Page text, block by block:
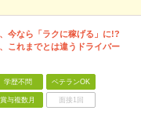
今なら「ラクに稼げる」に!?
これまでとは違うドライバー
学歴不問 ベテランOK
賞与複数月 面接1回